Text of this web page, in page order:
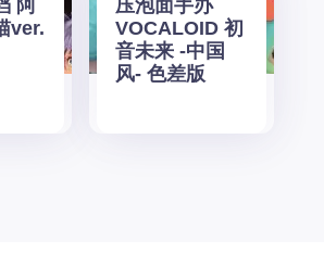
阿
ver.
压泡面手办
VOCALOID 初
音未来 -中国
风- 色差版